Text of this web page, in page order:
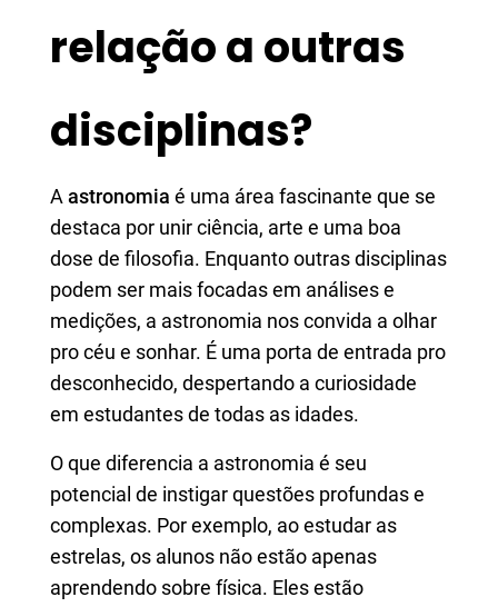
relação a outras
disciplinas?
A astronomia é uma área fascinante que se
destaca por unir ciência, arte e uma boa
dose de filosofia. Enquanto outras disciplinas
podem ser mais focadas em análises e
medições, a astronomia nos convida a olhar
pro céu e sonhar. É uma porta de entrada pro
desconhecido, despertando a curiosidade
em estudantes de todas as idades.
O que diferencia a astronomia é seu
potencial de instigar questões profundas e
complexas. Por exemplo, ao estudar as
estrelas, os alunos não estão apenas
aprendendo sobre física. Eles estão